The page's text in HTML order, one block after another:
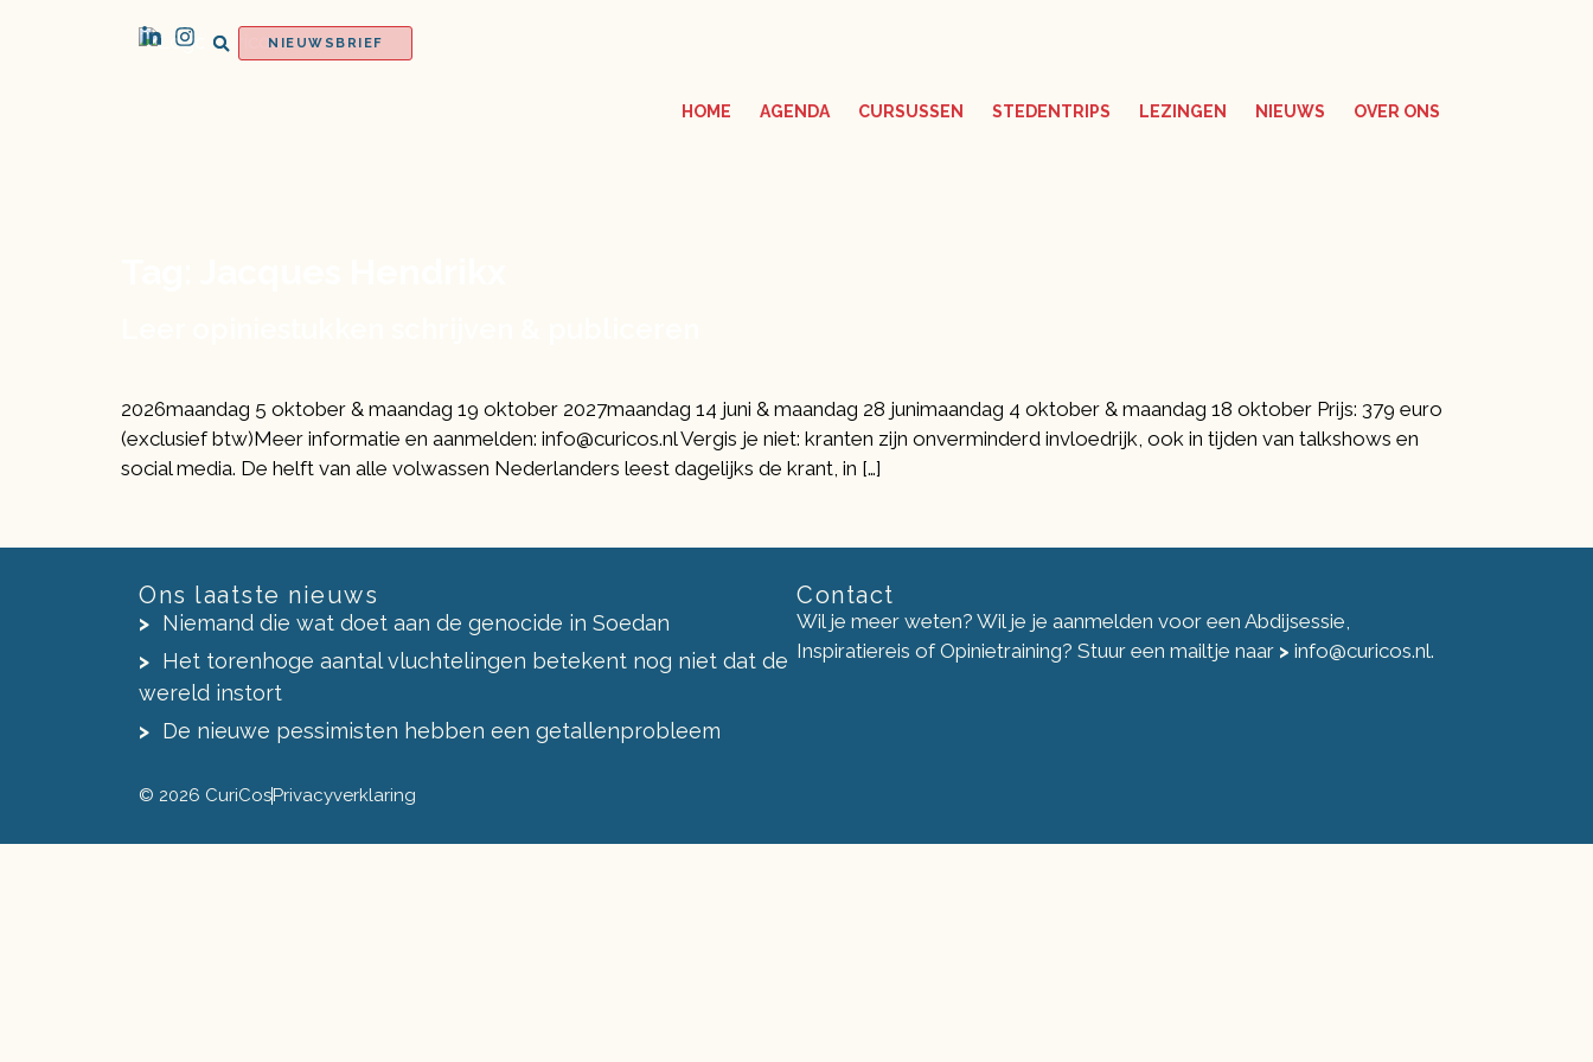
NIEUWSBRIEF
HOME AGENDA CURSUSSEN STEDENTRIPS LEZINGEN NIEUWS OVER ONS
2026maandag 5 oktober & maandag 19 oktober 2027maandag 14 juni & maandag 28 junimaandag 4 oktober & maandag 18 oktober Prijs: 379 euro
(exclusief btw)Meer informatie en aanmelden: info@curicos.nl Vergis je niet: kranten zijn onverminderd invloedrijk, ook in tijden van talkshows en
social media. De helft van alle volwassen Nederlanders leest dagelijks de krant, in […]
Ons laatste nieuws
Niemand die wat doet aan de genocide in Soedan
Het torenhoge aantal vluchtelingen betekent nog niet dat de
wereld instort
De nieuwe pessimisten hebben een getallenprobleem
Contact
Wil je meer weten? Wil je je aanmelden voor een Abdijsessie,
Inspiratiereis of Opinietraining? Stuur een mailtje naar > info@curicos.nl.
© 2026 CuriCosPrivacyverklaring